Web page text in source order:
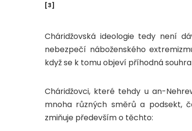
[3]
Cháridžovská ideologie tedy není
nebezpečí náboženského
když se k tomu objeví příhodná
Cháridžovci, které tehdy u an-
mnoha různých směrů a podsekt,
zmiňuje především o těchto: